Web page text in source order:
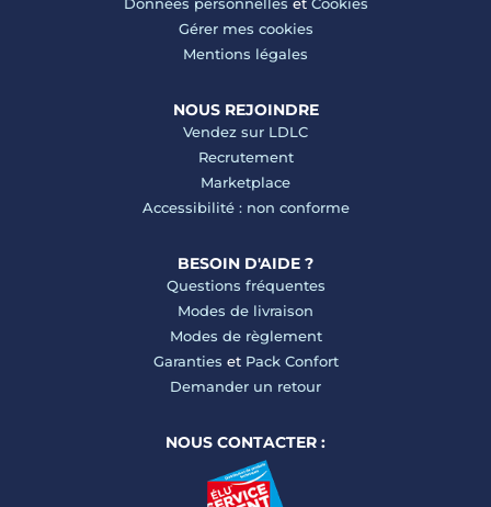
Données personnelles et Cookies
Gérer mes cookies
Mentions légales
NOUS REJOINDRE
Vendez sur LDLC
Recrutement
Marketplace
Accessibilité : non conforme
BESOIN D'AIDE ?
Questions fréquentes
Modes de livraison
Modes de règlement
Garanties et Pack Confort
Demander un retour
NOUS CONTACTER :